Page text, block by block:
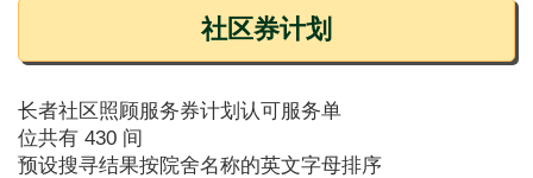
社区券计划
长者社区照顾服务券计划认可服务单
位共有 430 间
预设搜寻结果按院舍名称的英文字母排序